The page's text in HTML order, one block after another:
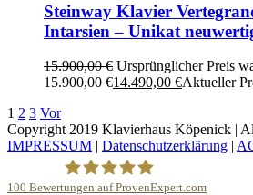
Steinway Klavier
Intarsien – Unikat
15.900,00€ Ursprünglicher Preis
15.900,00 €14.490,00 €Aktueller
1 2 3 Vor
Copyright 2019 Klavierhaus Köpenick |
IMPRESSUM | Datenschutzerklärung |
100 Bewertungen auf ProvenExpert.com